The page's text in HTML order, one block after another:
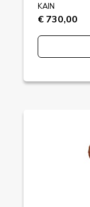
KAIN
€ 730,00